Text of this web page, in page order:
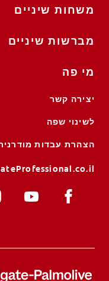
משחות שיניים
מברשות שיניים
מי פה
יצירה קשר
לשינוי שפה
הצהרת עבדות